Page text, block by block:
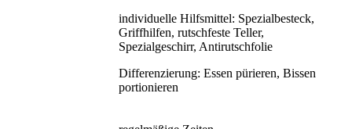
individuelle Hilfsmittel: Spezialbesteck,
Griffhilfen, rutschfeste Teller,
Spezialgeschirr, Antirutschfolie
Differenzierung: Essen pürieren, Bissen
portionieren